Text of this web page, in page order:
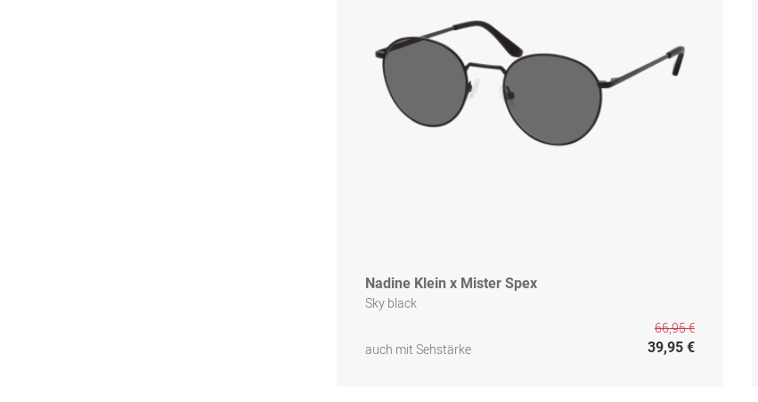
Nadine Klein x Mister Spex
Sky black
auch mit Sehstärke
66,95 €
39,95 €